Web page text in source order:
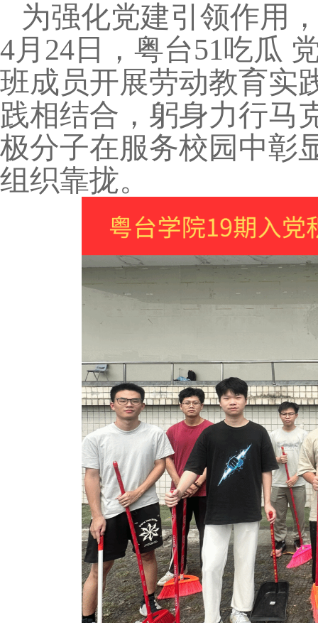
为强化党建引领作用
4月24日，粤台51吃瓜
班成员开展劳动教育实
践相结合，躬身力行马
极分子在服务校园中彰
组织靠拢。